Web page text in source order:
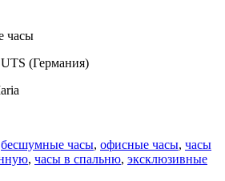
часы
(Германия)
бесшумные часы, офисные часы, часы
, часы в спальню, эксклюзивные